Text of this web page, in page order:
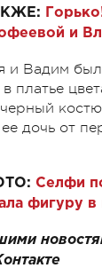
и
и Вадим
в платье
дочь от
Селфи
фигуру